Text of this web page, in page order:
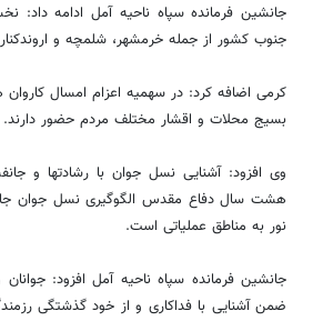
جنوب کشور از جمله خرمشهر، شلمچه و
کرمی اضافه کرد: در سهمیه اعزام امسال
بسیج محلات و اقشار مختلف مردم حضور دارند.
وی افزود: آشنایی نسل جوان با رشادتها و
هشت سال دفاع مقدس الگوگیری نسل جوان
نور به مناطق عملیاتی است.
جانشین فرمانده سپاه ناحیه آمل افزود:
ضمن آشنایی با فداکاری و از خود گذشتگی